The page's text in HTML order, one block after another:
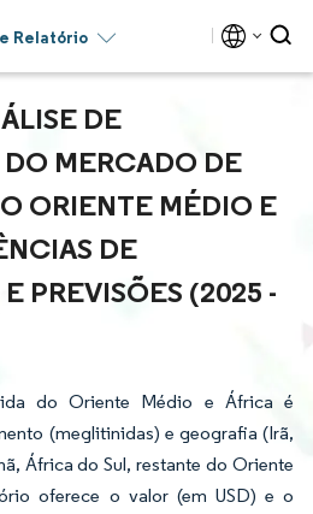
Relatório
DE
MERCADO DE
ORIENTE MÉDIO E
DE
PREVISÕES (2025 -
do Oriente Médio e África é
(meglitinidas) e geografia (Irã,
África do Sul, restante do Oriente
oferece o valor (em USD) e o